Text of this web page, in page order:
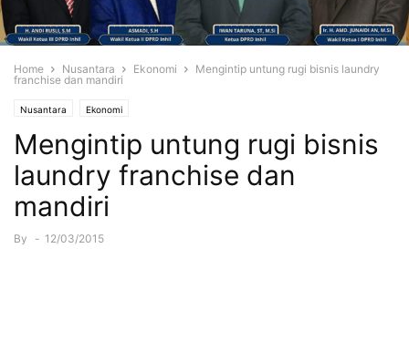
Home Nusantara Ekonomi
Mengintip untung rugi bisnis laundry
franchise dan mandiri
Nusantara Ekonomi
Mengintip untung rugi bisnis
laundry franchise dan
mandiri
By - 12/03/2015